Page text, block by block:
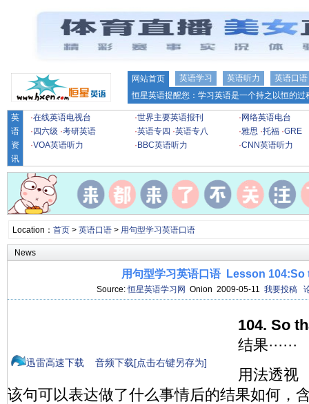
网站首页 英语学习 英语听力
英语口语
恒星英语提醒您：学习英语是一个持之以恒的
英
语
资
讯
·在线英语电视台 ·世界主要英语报刊 · 网络英语电台
· 四六级 ·考研英语 ·英语专四 ·英语专八 ·雅思 ·托福 ·GRE
·VOA英语听力 · BBC英语听力 ·CNN英语听力
Location： 首页> 英语口语> 用句型学习英语口语
News
用句型学习英语口语 Lesson 104:So
Source:恒星英语学习网 Onion 2009-05-11 我要投稿
迅雷高速下载 音频下载[点击右键另存为]
104. So
结果······
用法透视
该句可以表达做了什么事情后的结果如何，